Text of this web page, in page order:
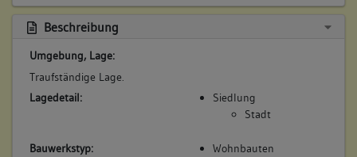
Beschreibung
Umgebung, Lage:
Traufständige Lage.
Lagedetail:
Siedlung
Stadt
Bauwerkstyp:
Wohnbauten